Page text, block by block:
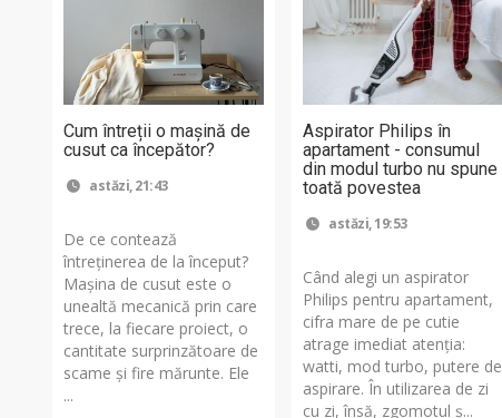
Cum întreții o mașină de
cusut ca începător?
astăzi, 21:43
De ce contează
întreținerea de la început?
Mașina de cusut este o
unealtă mecanică prin care
trece, la fiecare proiect, o
cantitate surprinzătoare de
scame și fire mărunte. Ele
...
Aspirator Philips în
apartament - consumul
din modul turbo nu spune
toată povestea
astăzi, 19:53
Când alegi un aspirator
Philips pentru apartament,
cifra mare de pe cutie
atrage imediat atenția:
watti, mod turbo, putere de
aspirare. În utilizarea de zi
cu zi, însă, zgomotul ș...